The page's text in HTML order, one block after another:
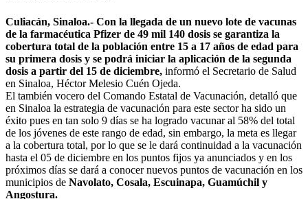
Culiacán, Sinaloa.- Con la llegada de un nuevo lote de vacunas
de la farmacéutica Pfizer de 49 mil 140 dosis se garantiza la
cobertura total de la población entre 15 a 17 años de edad para
su primera dosis y se podrá iniciar la aplicación de la segunda
dosis a partir del 15 de diciembre, informó el Secretario de Salud
en Sinaloa, Héctor Melesio Cuén Ojeda.
El también vocero del Comando Estatal de Vacunación, detalló que
en Sinaloa la estrategia de vacunación para este sector ha sido un
éxito pues en tan solo 9 días se ha logrado vacunar al 58% del total
de los jóvenes de este rango de edad, sin embargo, la meta es llegar
a la cobertura total, por lo que se le dará continuidad a la vacunación
hasta el 05 de diciembre en los puntos fijos ya anunciados y en los
próximos días se dará a conocer nuevos puntos de vacunación en los
municipios de Navolato, Cosala, Escuinapa, Guamúchil y
Angostura.